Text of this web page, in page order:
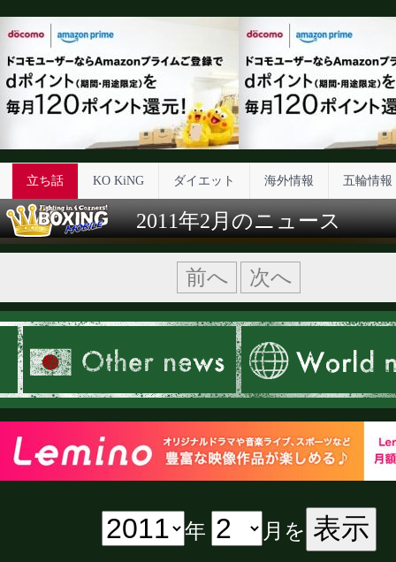
立ち話 KO KiNG ダイエット 海外情報 五輪情報
2011年2月のニュース
前へ 次へ
年 月を 表示